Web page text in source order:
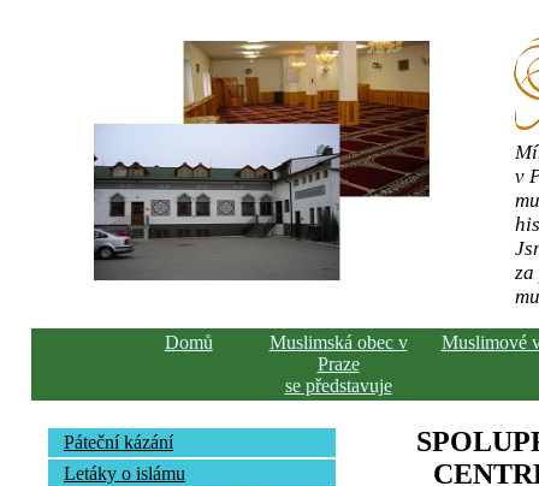
v
Domů
Muslimská obec v
Praze
se představuje
Muslimové
Páteční kázání
Letáky o islámu